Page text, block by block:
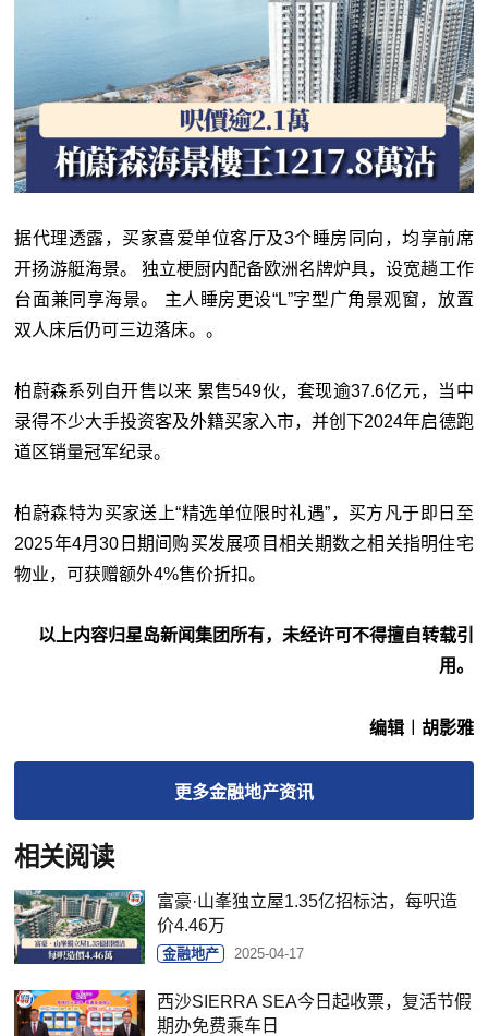
据代理透露，买家喜爱单位客厅及3个睡房同向，均享前席
开扬游艇海景。 独立梗厨内配备欧洲名牌炉具，设宽趟工作
台面兼同享海景。 主人睡房更设“L”字型广角景观窗，放置
双人床后仍可三边落床。。
柏蔚森系列自开售以来 累售549伙，套现逾37.6亿元，当中
录得不少大手投资客及外籍买家入市，并创下2024年启德跑
道区销量冠军纪录。
柏蔚森特为买家送上“精选单位限时礼遇”，买方凡于即日至
2025年4月30日期间购买发展项目相关期数之相关指明住宅
物业，可获赠额外4%售价折扣。
以上内容归星岛新闻集团所有，未经许可不得擅自转载引
用。
编辑︱胡影雅
更多金融地产资讯
相关阅读
富豪·山峯独立屋1.35亿招标沽，每呎造
价4.46万
金融地产 2025-04-17
西沙SIERRA SEA今日起收票，复活节假
期办免费乘车日